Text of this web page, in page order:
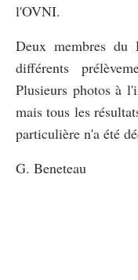
l'OVNI.
Deux membres du
différents
Plusieurs photos à
mais tous les
particulière n'a été
G. Beneteau